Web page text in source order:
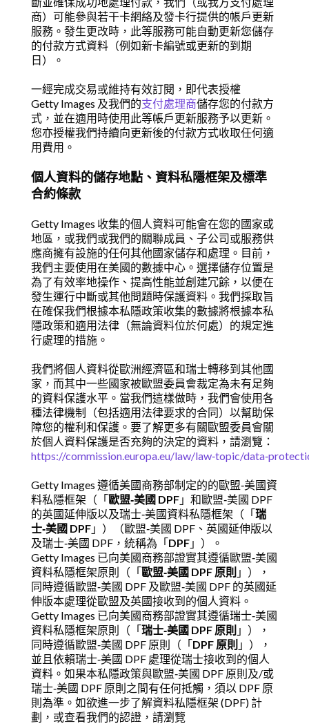
商）可能參與若干卡網絡及發卡行提供的帳戶更新
服務。發生更改時，此等服務可能自動更新您儲存
的付款方式資料（例如新卡編號或更新的到期
日）。
一經完成交易或維持有效訂閱，即代表授權
Getty Images 及我們的支付處理商儲存您的付款方
式，並在適用時使用此等帳戶更新服務予以更新。
您亦授權我們持續向更新後的付款方式收取任何適
用費用。
個人資料的儲存地點、資料私隱框架及標準
合約條款
Getty Images 收集的個人資料可能會在您的國家或
地區，或我們或我們的關聯成員、子公司或服務供
應商擁有設施的任何其他國家儲存和處理。目前，
我們主要使用在美國的數據中心。選擇儲存位置是
為了有效率地操作、提高性能並創建冗餘，以便在
發生運行中斷或其他問題時保護資料。我們採取旨
在確保我們根據本私隱政策收集的數據將根據本私
隱政策和適用法律（無論資料位於何處）的規定進
行處理的措施。
我們將個人資料從歐洲經濟區和瑞士轉移到其他國
家，而其中一些國家被歐盟委員會裁定為未有足夠
的資料保護水平。當我們這樣做時，我們會使用各
種法律機制（包括適用法律要求的合同）以幫助保
障您的權利和保護。要了解更多有關歐盟委員會關
於個人資料保護是否充夠的決定的資料，請瀏覽：
https://commission.europa.eu/law/law‑topic/
Getty Images 遵循美國商務部制定的的歐盟‑美國資
料私隱框架（「歐盟‑美國 DPF」和歐盟‑美國 DPF
的英國延伸版以及瑞士‑美國資料私隱框架（「瑞
士‑美國 DPF」）（歐盟‑美國 DPF、英國延伸版以
及瑞士‑美國 DPF，統稱為「DPF」）。
Getty Images 已向美國商務部證實其遵循歐盟‑美國
資料私隱框架原則（「歐盟‑美國 DPF 原則 」），
同時遵循歐盟‑美國 DPF 及歐盟‑美國 DPF 的英國延
伸版本處理從歐盟及英國接收到的個人資料。
Getty Images 已向美國商務部證實其遵循瑞士‑美國
資料私隱框架原則（「瑞士‑美國 DPF 原則 」），
同時遵循歐盟‑美國 DPF 原則（「DPF 原則 」），
並且依賴瑞士‑美國 DPF 處理從瑞士接收到的個人
資料。如果本私隱政策與歐盟‑美國 DPF 原則及/或
瑞士‑美國 DPF 原則之間有任何抵觸，須以 DPF 原
則為準。如欲進一步了解資料私隱框架 (DPF) 計
劃，或查看我們的認證，請瀏覽